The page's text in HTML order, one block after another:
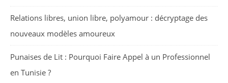
Relations libres, union libre, polyamour : décryptage des
nouveaux modèles amoureux
Punaises de Lit : Pourquoi Faire Appel à un Professionnel
en Tunisie ?